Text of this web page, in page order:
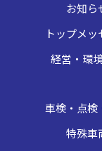
お知ら
トップメッ
経営・環
車検・点検
特殊車